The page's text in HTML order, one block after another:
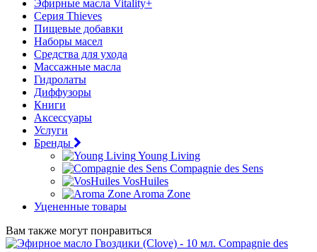
Эфирные масла Vitality+
Серия Thieves
Пищевые добавки
Наборы масел
Средства для ухода
Массажные масла
Гидролаты
Диффузоры
Книги
Аксессуары
Услуги
Бренды
Young Living
Compagnie des Sens
VosHuiles
Aroma Zone
Уцененные товары
Вам также могут понравиться